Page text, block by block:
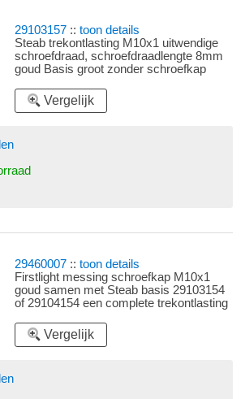
29103157 ::toon details
Steab trekontlasting M10x1 uitwendige
schroefdraad, schroefdraadlengte 8mm
goud Basis groot zonder schroefkap
Vergelijk
29460007 ::toon details
Firstlight messing schroefkap M10x1
goud samen met Steab basis 29103154
of 29104154 een complete trekontlasting
Vergelijk